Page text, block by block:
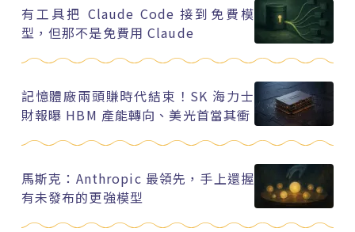
有工具把 Claude Code 接到免費模
型，但那不是免費用 Claude
記憶體廠兩頭賺時代結束！SK 海力士
財報曝 HBM 產能轉向、美光首當其衝
馬斯克：Anthropic 最領先，手上還握
有未發布的更強模型